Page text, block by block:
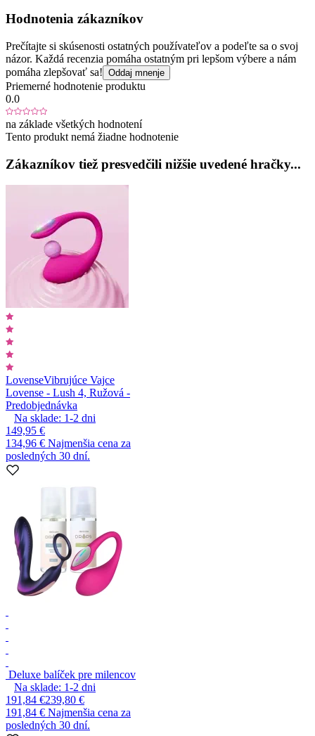
Hodnotenia zákazníkov
Prečítajte si skúsenosti ostatných používateľov a podeľte sa o svoj
názor. Každá recenzia pomáha ostatným pri lepšom výbere a nám
pomáha zlepšovať sa! Oddaj mnenje
Priemerné hodnotenie produktu
0.0
na základe všetkých hodnotení
Tento produkt nemá žiadne hodnotenie
Zákazníkov tiež presvedčili nižšie uvedené hračky...
LovenseVibrujúce Vajce
Lovense - Lush 4, Ružová -
Predobjednávka
Na sklade: 1-2 dni
149,95 €
134,96 € Najmenšia cena za
posledných 30 dní.
Deluxe balíček pre milencov
Na sklade: 1-2 dni
191,84 €239,80 €
191,84 € Najmenšia cena za
posledných 30 dní.